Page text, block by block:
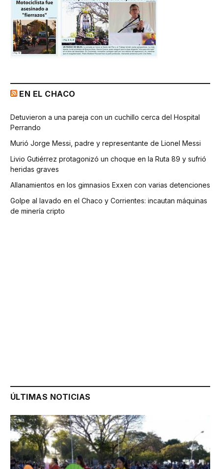
EN EL CHACO
Detuvieron a una pareja con un cuchillo cerca del Hospital
Perrando
Murió Jorge Messi, padre y representante de Lionel Messi
Livio Gutiérrez protagonizó un choque en la Ruta 89 y sufrió
heridas graves
Allanamientos en los gimnasios Exxen con varias detenciones
Golpe al lavado en el Chaco y Corrientes: incautan máquinas
de minería cripto
ÚLTIMAS NOTICIAS